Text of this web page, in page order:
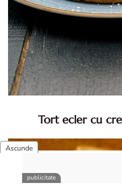
Tort ecler cu
Reteta tort ecler. Tort ecler